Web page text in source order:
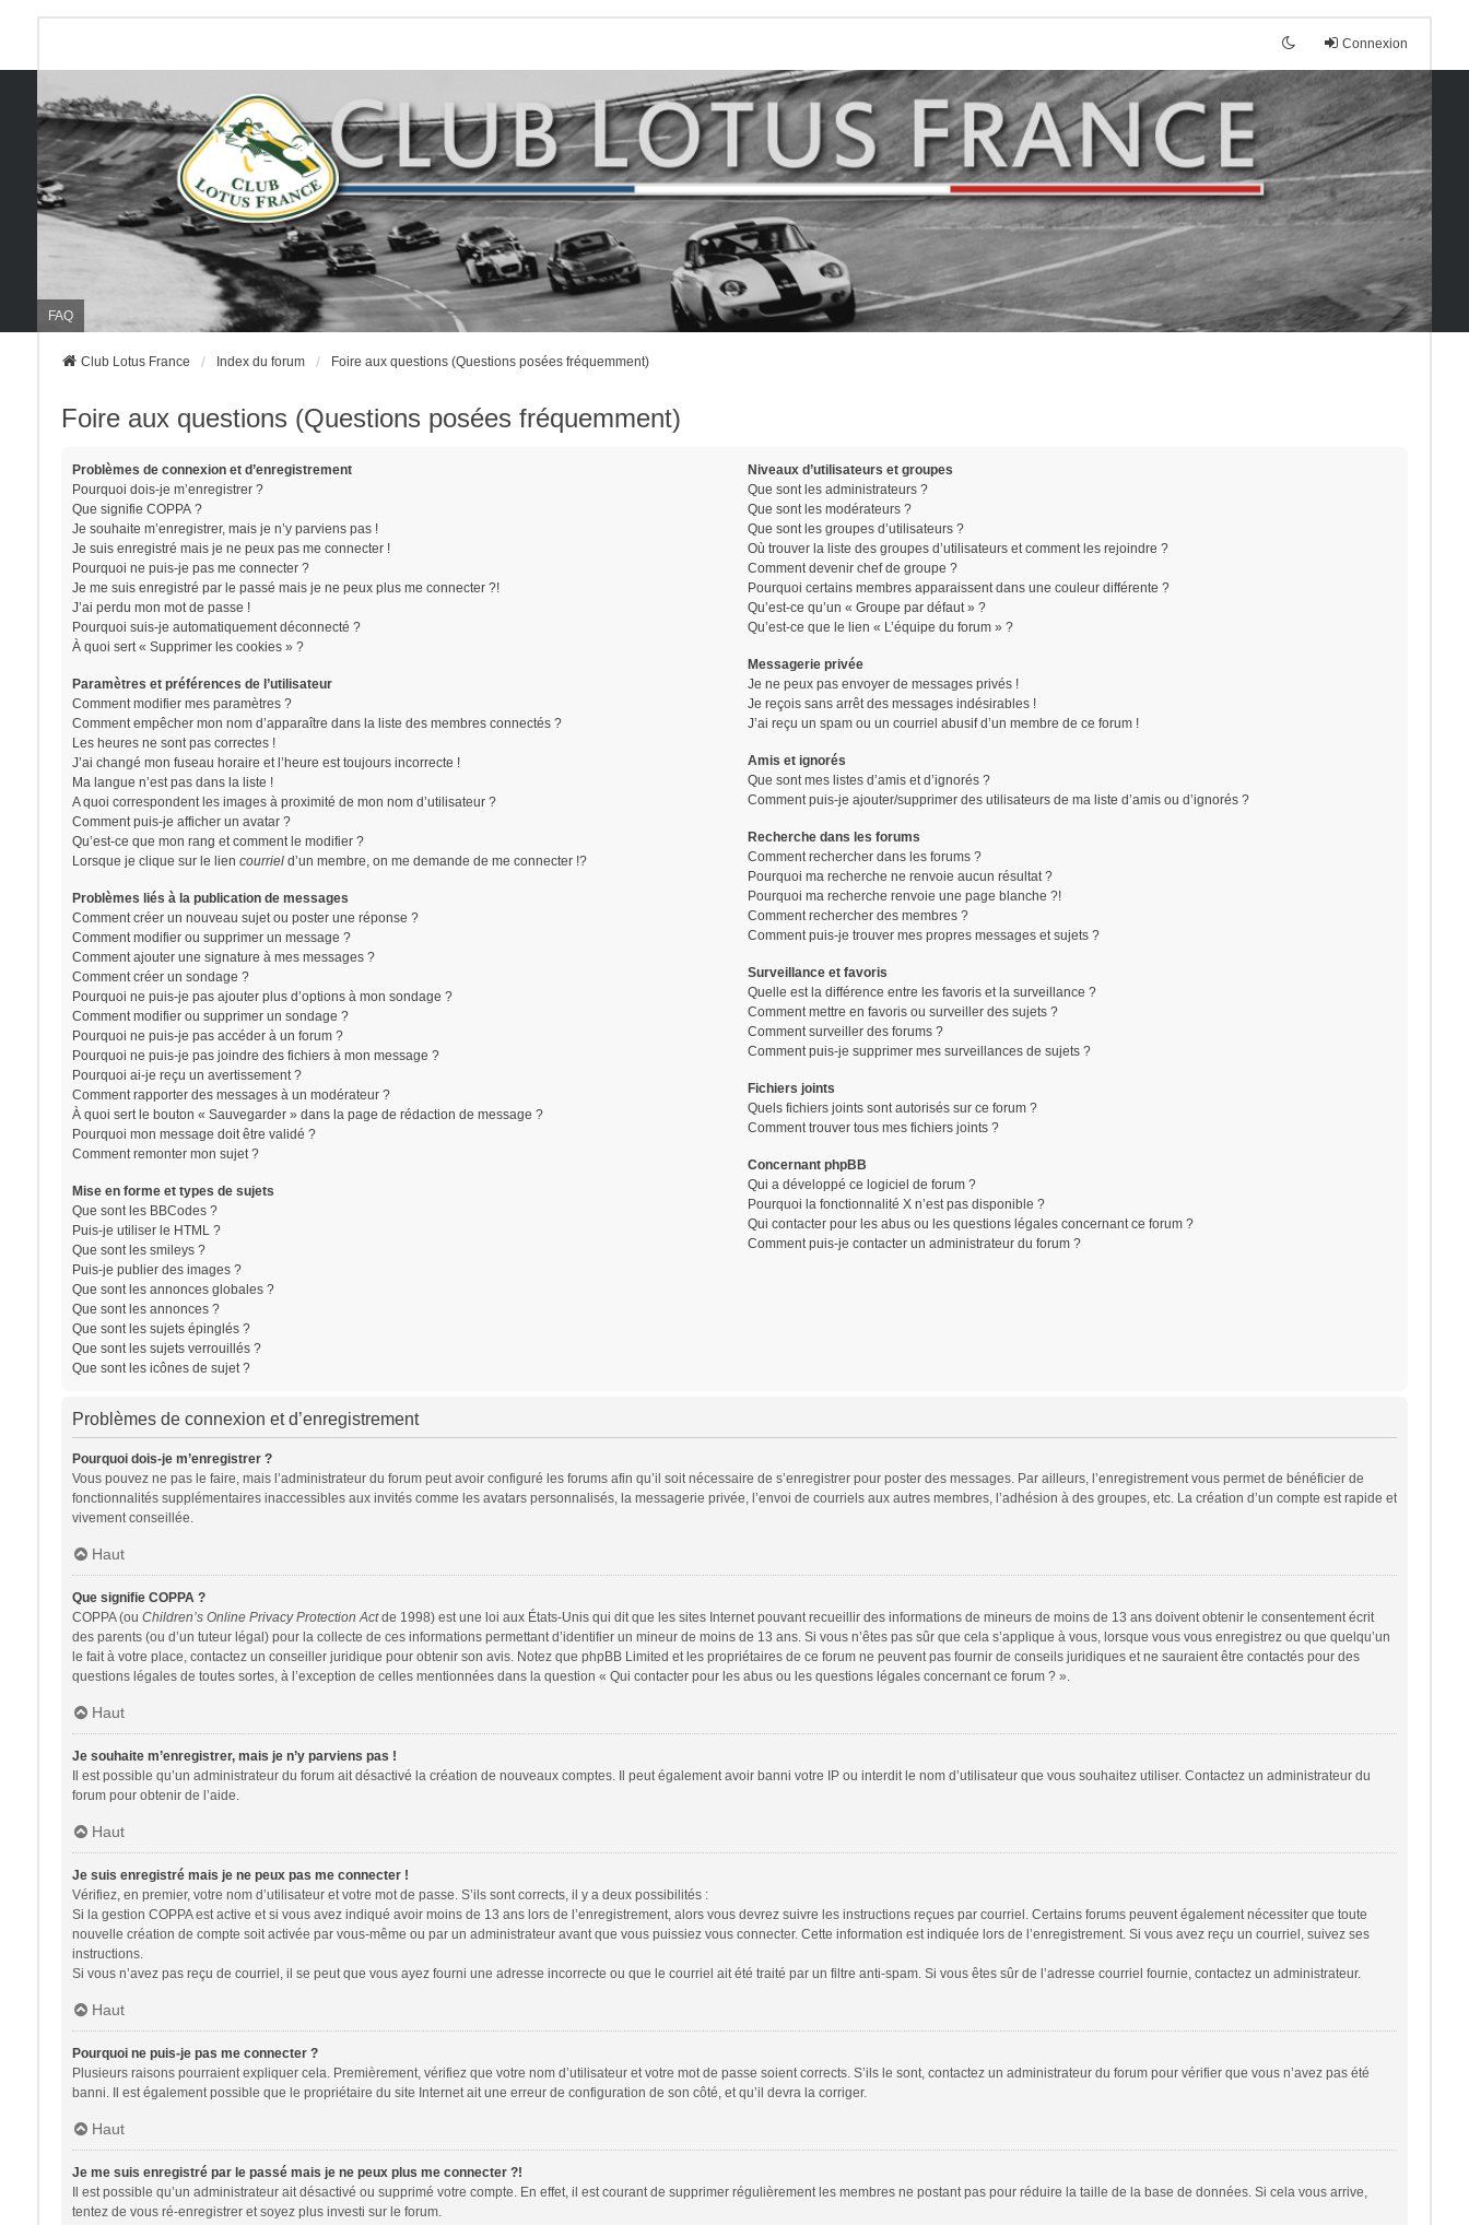
Connexion
FAQ
Club Lotus France Index du forum Foire aux questions (Questions posées fréquemment)
Foire aux questions (Questions posées fréquemment)
Problèmes de connexion et d’enregistrement
Pourquoi dois-je m’enregistrer ?
Que signifie COPPA ?
Je souhaite m’enregistrer, mais je n’y parviens pas !
Je suis enregistré mais je ne peux pas me connecter !
Pourquoi ne puis-je pas me connecter ?
Je me suis enregistré par le passé mais je ne peux plus me connecter ?!
J’ai perdu mon mot de passe !
Pourquoi suis-je automatiquement déconnecté ?
À quoi sert « Supprimer les cookies » ?
Paramètres et préférences de l’utilisateur
Comment modifier mes paramètres ?
Comment empêcher mon nom d’apparaître dans la liste des membres connectés ?
Les heures ne sont pas correctes !
J’ai changé mon fuseau horaire et l’heure est toujours incorrecte !
Ma langue n’est pas dans la liste !
A quoi correspondent les images à proximité de mon nom d’utilisateur ?
Comment puis-je afficher un avatar ?
Qu’est-ce que mon rang et comment le modifier ?
Lorsque je clique sur le lien courrield’un membre, on me demande de me connecter !?
Problèmes liés à la publication de messages
Comment créer un nouveau sujet ou poster une réponse ?
Comment modifier ou supprimer un message ?
Comment ajouter une signature à mes messages ?
Comment créer un sondage ?
Pourquoi ne puis-je pas ajouter plus d’options à mon sondage ?
Comment modifier ou supprimer un sondage ?
Pourquoi ne puis-je pas accéder à un forum ?
Pourquoi ne puis-je pas joindre des fichiers à mon message ?
Pourquoi ai-je reçu un avertissement ?
Comment rapporter des messages à un modérateur ?
À quoi sert le bouton « Sauvegarder » dans la page de rédaction de message ?
Pourquoi mon message doit être validé ?
Comment remonter mon sujet ?
Mise en forme et types de sujets
Que sont les BBCodes ?
Puis-je utiliser le HTML ?
Que sont les smileys ?
Puis-je publier des images ?
Que sont les annonces globales ?
Que sont les annonces ?
Que sont les sujets épinglés ?
Que sont les sujets verrouillés ?
Que sont les icônes de sujet ?
Niveaux d’utilisateurs et groupes
Que sont les administrateurs ?
Que sont les modérateurs ?
Que sont les groupes d’utilisateurs ?
Où trouver la liste des groupes d’utilisateurs et comment les rejoindre ?
Comment devenir chef de groupe ?
Pourquoi certains membres apparaissent dans une couleur différente ?
Qu’est-ce qu’un « Groupe par défaut » ?
Qu’est-ce que le lien « L’équipe du forum » ?
Messagerie privée
Je ne peux pas envoyer de messages privés !
Je reçois sans arrêt des messages indésirables !
J’ai reçu un spam ou un courriel abusif d’un membre de ce forum !
Amis et ignorés
Que sont mes listes d’amis et d’ignorés ?
Comment puis-je ajouter/supprimer des utilisateurs de ma liste d’amis ou d’ignorés ?
Recherche dans les forums
Comment rechercher dans les forums ?
Pourquoi ma recherche ne renvoie aucun résultat ?
Pourquoi ma recherche renvoie une page blanche ?!
Comment rechercher des membres ?
Comment puis-je trouver mes propres messages et sujets ?
Surveillance et favoris
Quelle est la différence entre les favoris et la surveillance ?
Comment mettre en favoris ou surveiller des sujets ?
Comment surveiller des forums ?
Comment puis-je supprimer mes surveillances de sujets ?
Fichiers joints
Quels fichiers joints sont autorisés sur ce forum ?
Comment trouver tous mes fichiers joints ?
Concernant phpBB
Qui a développé ce logiciel de forum ?
Pourquoi la fonctionnalité X n’est pas disponible ?
Qui contacter pour les abus ou les questions légales concernant ce forum ?
Comment puis-je contacter un administrateur du forum ?
Problèmes de connexion et d’enregistrement
Pourquoi dois-je m’enregistrer ?
Vous pouvez ne pas le faire, mais l’administrateur du forum peut avoir configuré les forums afin qu’il soit nécessaire de s’enregistrer pour poster des messages. Par ailleurs, l’enregistrement vous permet de bénéficier de
fonctionnalités supplémentaires inaccessibles aux invités comme les avatars personnalisés, la messagerie privée, l’envoi de courriels aux autres membres, l’adhésion à des groupes, etc. La création d’un compte est rapide et
vivement conseillée.
Haut
Que signifie COPPA ?
COPPA (ou Children’s Online Privacy Protection Actde 1998) est une loi aux États-Unis qui dit que les sites Internet pouvant recueillir des informations de mineurs de moins de 13 ans doivent obtenir le consentement écrit
des parents (ou d’un tuteur légal) pour la collecte de ces informations permettant d’identifier un mineur de moins de 13 ans. Si vous n’êtes pas sûr que cela s’applique à vous, lorsque vous vous enregistrez ou que quelqu’un
le fait à votre place, contactez un conseiller juridique pour obtenir son avis. Notez que phpBB Limited et les propriétaires de ce forum ne peuvent pas fournir de conseils juridiques et ne sauraient être contactés pour des
questions légales de toutes sortes, à l’exception de celles mentionnées dans la question « Qui contacter pour les abus ou les questions légales concernant ce forum ? ».
Haut
Je souhaite m’enregistrer, mais je n’y parviens pas !
Il est possible qu’un administrateur du forum ait désactivé la création de nouveaux comptes. Il peut également avoir banni votre IP ou interdit le nom d’utilisateur que vous souhaitez utiliser. Contactez un administrateur du
forum pour obtenir de l’aide.
Haut
Je suis enregistré mais je ne peux pas me connecter !
Vérifiez, en premier, votre nom d’utilisateur et votre mot de passe. S’ils sont corrects, il y a deux possibilités :
Si la gestion COPPA est active et si vous avez indiqué avoir moins de 13 ans lors de l’enregistrement, alors vous devrez suivre les instructions reçues par courriel. Certains forums peuvent également nécessiter que toute
nouvelle création de compte soit activée par vous-même ou par un administrateur avant que vous puissiez vous connecter. Cette information est indiquée lors de l’enregistrement. Si vous avez reçu un courriel, suivez ses
instructions.
Si vous n’avez pas reçu de courriel, il se peut que vous ayez fourni une adresse incorrecte ou que le courriel ait été traité par un filtre anti-spam. Si vous êtes sûr de l’adresse courriel fournie, contactez un administrateur.
Haut
Pourquoi ne puis-je pas me connecter ?
Plusieurs raisons pourraient expliquer cela. Premièrement, vérifiez que votre nom d’utilisateur et votre mot de passe soient corrects. S’ils le sont, contactez un administrateur du forum pour vérifier que vous n’avez pas été
banni. Il est également possible que le propriétaire du site Internet ait une erreur de configuration de son côté, et qu’il devra la corriger.
Haut
Je me suis enregistré par le passé mais je ne peux plus me connecter ?!
Il est possible qu’un administrateur ait désactivé ou supprimé votre compte. En effet, il est courant de supprimer régulièrement les membres ne postant pas pour réduire la taille de la base de données. Si cela vous arrive,
tentez de vous ré-enregistrer et soyez plus investi sur le forum.